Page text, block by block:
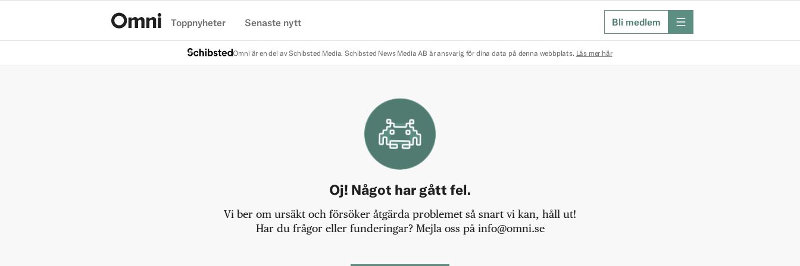
Toppnyheter Senaste nytt Bli medlem meny
Omni är en del av Schibsted Media. Schibsted News Media AB är ansvarig för dina data på denna webbplats. Läs mer här
Oj! Något har gått fel.
Vi ber om ursäkt och försöker åtgärda problemet så snart vi kan, håll ut!
Har du frågor eller funderingar? Mejla oss på info@omni.se